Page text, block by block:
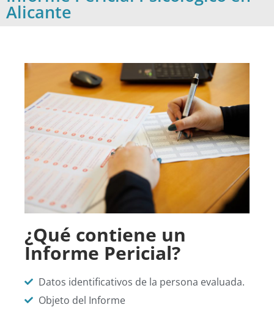
Alicante
¿Qué contiene un
Informe Pericial?
Datos identificativos de la persona evaluada.
Objeto del Informe